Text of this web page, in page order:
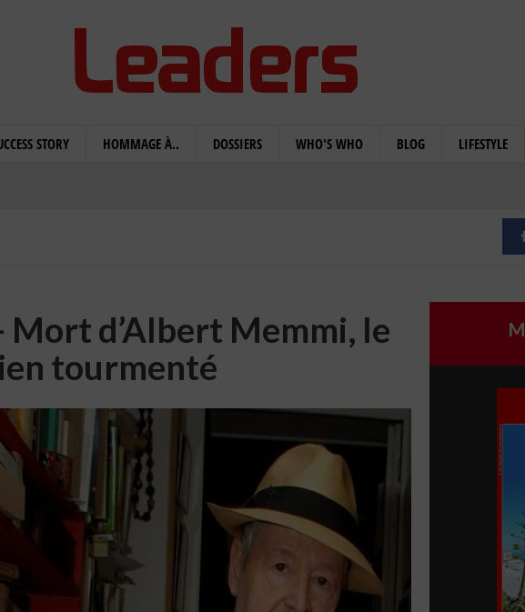
STORY HOMMAGE À.. DOSSIERS WHO'S WHO BLOG LIFESTYLE
d’Albert Memmi, le
tourmenté